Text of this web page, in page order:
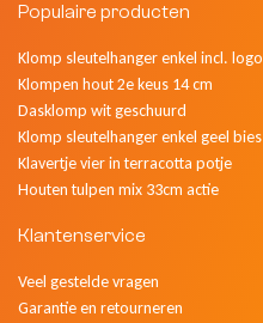
Populaire producten
Klomp sleutelhanger enkel incl. logo
Klompen hout 2e keus 14 cm
Dasklomp wit geschuurd
Klomp sleutelhanger enkel geel bies
Klavertje vier in terracotta potje
Houten tulpen mix 33cm actie
Klantenservice
Veel gestelde vragen
Garantie en retourneren